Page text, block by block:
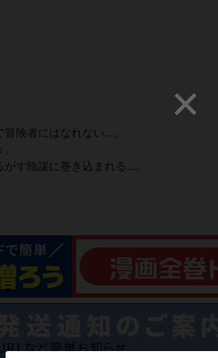
険者にはなれない…。
す陰謀に巻き込まれる…。